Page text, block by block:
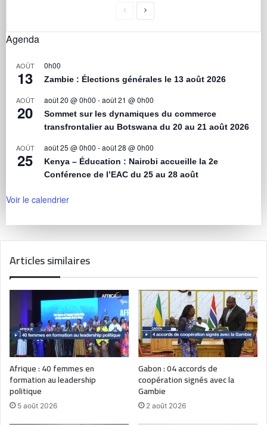
Agenda
AOÛT
13
0h00
Zambie : Élections générales le 13 août 2026
AOÛT
20
août 20 @ 0h00 -août 21 @ 0h00
Sommet sur les dynamiques du commerce
transfrontalier au Botswana du 20 au 21 août 2026
AOÛT
25
août 25 @ 0h00 -août 28 @ 0h00
Kenya – Éducation : Nairobi accueille la 2e
Conférence de l’EAC du 25 au 28 août
Voir le calendrier
Articles similaires
Afrique : 40 femmes en
formation au leadership
politique
5 août 2026
Gabon : 04 accords de
coopération signés avec la
Gambie
2 août 2026